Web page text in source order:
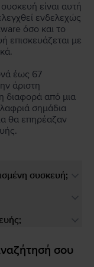
είναι αυτή
ενδελεχώς
όσο και το
επισκευάζεται με
έως 67
άριστη
διαφορά από μια
σημάδια
θα επηρέαζαν
συσκευή;
σου